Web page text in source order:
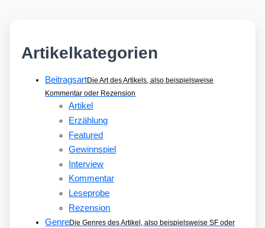
Artikelkategorien
BeitragsartDie Art des Artikels, also beispielsweise
Kommentar oder Rezension
Artikel
Erzählung
Featured
Gewinnspiel
Interview
Kommentar
Leseprobe
Rezension
GenreDie Genres des Artikel, also beispielsweise SF oder